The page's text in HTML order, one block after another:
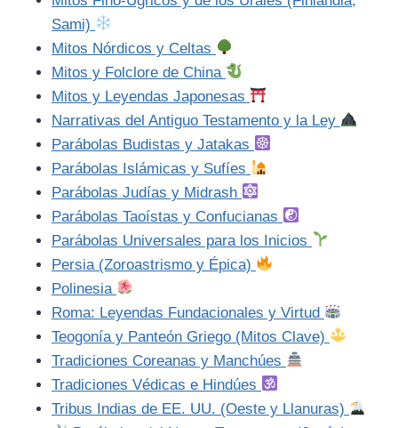
Sami)
Mitos Nórdicos y Celtas
Mitos y Folclore de China
Mitos y Leyendas Japonesas
Narrativas del Antiguo Testamento y la Ley
Parábolas Budistas y Jatakas
Parábolas Islámicas y Sufíes
Parábolas Judías y Midrash
Parábolas Taoístas y Confucianas
Parábolas Universales para los Inicios
Persia (Zoroastrismo y Épica)
Polinesia
Roma: Leyendas Fundacionales y Virtud
Teogonía y Panteón Griego (Mitos Clave)
Tradiciones Coreanas y Manchúes
Tradiciones Védicas e Hindúes
Tribus Indias de EE. UU. (Oeste y Llanuras)